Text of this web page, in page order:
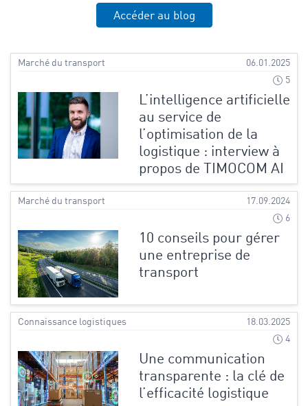
Accéder au blog
Marché du transport
06.01.2025
5
L’intelligence artificielle
au service de
l’optimisation de la
logistique : interview à
propos de TIMOCOM AI
Marché du transport
17.09.2024
6
10 conseils pour gérer
une entreprise de
transport
Connaissance logistiques
18.03.2025
4
Une communication
transparente : la clé de
l’efficacité logistique